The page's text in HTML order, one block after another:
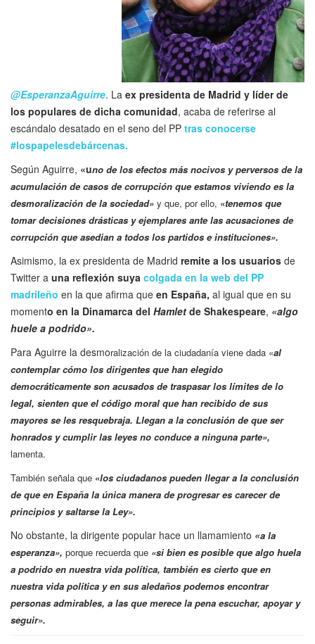
@EsperanzaAguirre. La ex presidenta de Madrid y líder de
los populares de dicha comunidad, acaba de referirse al
escándalo desatado en el seno del PP tras conocerse
#lospapelesdebárcenas.
Según Aguirre, «uno de los efectos más nocivos y perversos de la
acumulación de casos de corrupción que estamos viviendo es la
desmoralización de la sociedad» y que, por ello, «tenemos que
tomar decisiones drásticas y ejemplares ante las acusaciones de
corrupción que asedian a todos los partidos e instituciones».
Asimismo, la ex presidenta de Madrid remite a los usuarios de
Twitter a una reflexión suya colgada en la web del PP
madrileño en la que afirma que en España, al igual que en su
momento en la Dinamarca del Hamlet de Shakespeare, «algo
huele a podrido».
Para Aguirre la desmoralización de la ciudadanía viene dada «al
contemplar cómo los dirigentes que han elegido
democráticamente son acusados de traspasar los límites de lo
legal, sienten que el código moral que han recibido de sus
mayores se les resquebraja. Llegan a la conclusión de que ser
honrados y cumplir las leyes no conduce a ninguna parte»,
lamenta.
También señala que «los ciudadanos pueden llegar a la conclusión
de que en España la única manera de progresar es carecer de
principios y saltarse la Ley».
No obstante, la dirigente popular hace un llamamiento «a la
esperanza», porque recuerda que «si bien es posible que algo huela
a podrido en nuestra vida política, también es cierto que en
nuestra vida política y en sus aledaños podemos encontrar
personas admirables, a las que merece la pena escuchar, apoyar y
seguir».